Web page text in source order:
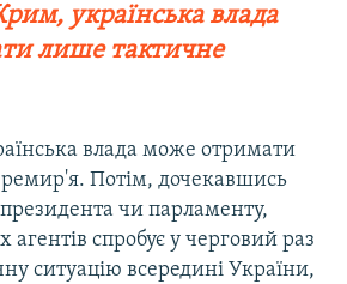
українська влада
лише тактичне
влада може отримати
Потім, дочекавшись
чи парламенту,
агентів спробує у черговий раз
ситуацію всередині України,